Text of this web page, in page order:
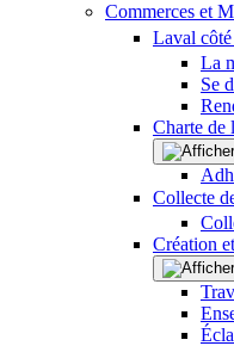
Commerces et
Laval
La
Se
Charte de
Collecte
Création